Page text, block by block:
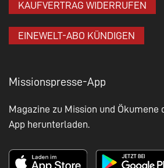
KAUFVERTRAG WIDERRUFEN
EINEWELT-ABO KÜNDIGEN
Missionspresse-App
Magazine zu Mission und Ökumene
App herunterladen.